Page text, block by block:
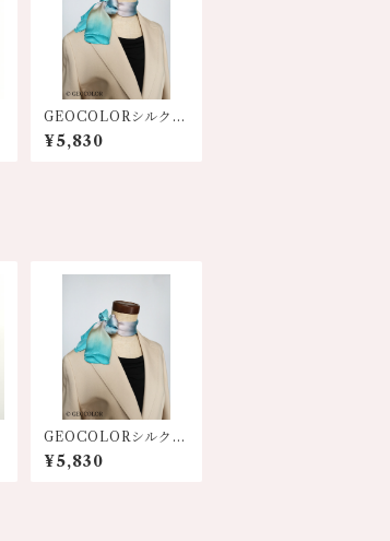
GEOCOLORシルクミ
ニスカーフ【水色系】
¥5,830
GEOCOLORシルクミ
ニスカーフ【水色系】
¥5,830